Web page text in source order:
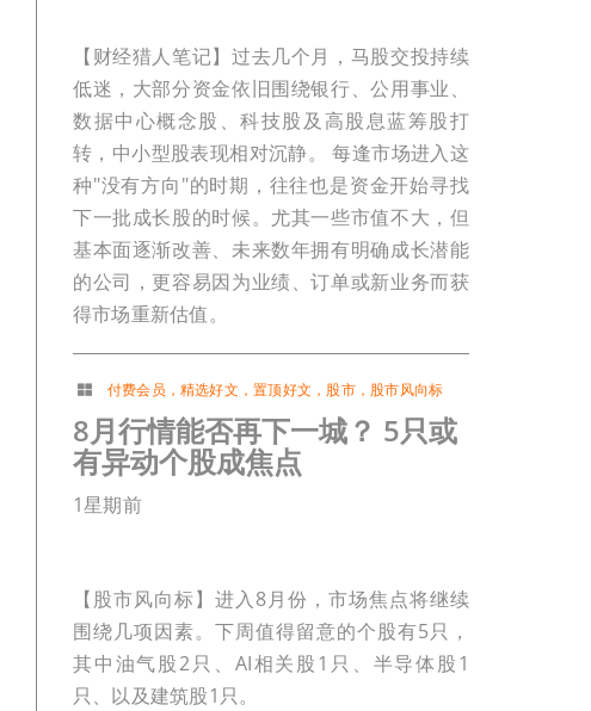
【财经猎人笔记】过去几个月，马股交投持续
低迷，大部分资金依旧围绕银行、公用事业、
数据中心概念股、科技股及高股息蓝筹股打
转，中小型股表现相对沉静。 每逢市场进入这
种"没有方向"的时期，往往也是资金开始寻找
下一批成长股的时候。尤其一些市值不大，但
基本面逐渐改善、未来数年拥有明确成长潜能
的公司，更容易因为业绩、订单或新业务而获
得市场重新估值。
付费会员 ，精选好文 ，置顶好文 ， 股市， 股市风向标
8月行情能否再下一城？ 5只或
有异动个股成焦点
1星期前
【股市风向标】进入8月份，市场焦点将继续
围绕几项因素。下周值得留意的个股有5只，
其中油气股2只、AI相关股1只、半导体股1
只、以及建筑股1只。